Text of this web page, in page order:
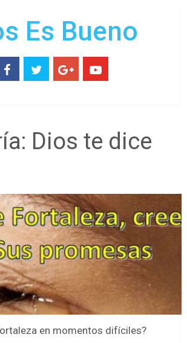
Es Bueno
Dios te dice
en momentos difíciles?